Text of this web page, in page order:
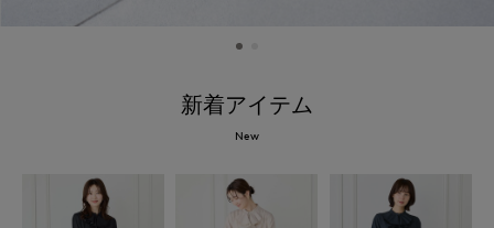
新着アイテム
New